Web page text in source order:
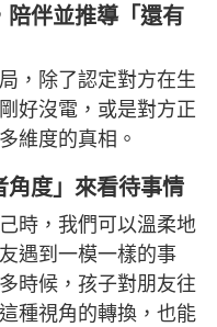
陪伴並推導「還有
，除了認定對方在生
好沒電，或是對方正
維度的真相。
角度」來看待事情
時，我們可以溫柔地
遇到一模一樣的事
時候，孩子對朋友往
種視角的轉換，也能